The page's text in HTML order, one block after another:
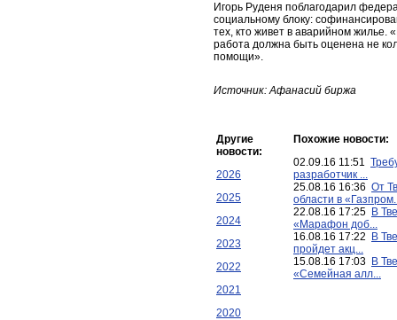
Игорь Руденя поблагодарил
социальному блоку:
тех, кто живет в аварийном
работа должна быть оценена не
помощи».
Источник: Афанасий биржа
Другие
новости:
2026
2025
2024
2023
2022
2021
2020
Похожие новости:
02.09.16 11:51
разработчик ...
25.08.16 16:36 От
области в
22.08.16 17:25 В
«Марафон доб...
16.08.16 17:22
В
пройдет акц...
15.08.16 17:03 В
«Семейная алл...